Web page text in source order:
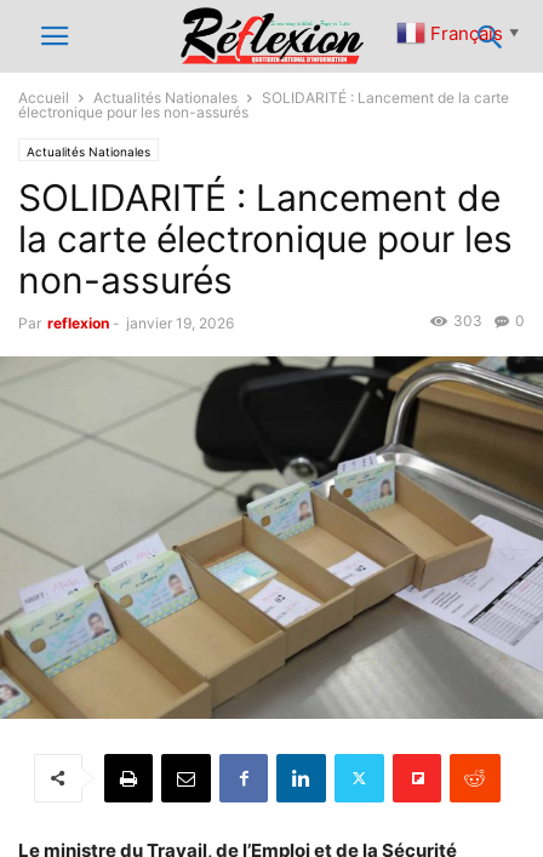
Accueil Actualités Nationales
SOLIDARITÉ : Lancement de la carte
électronique pour les non-assurés
Actualités Nationales
SOLIDARITÉ : Lancement de
la carte électronique pour les
non-assurés
Par reflexion - janvier 19, 2026 0
303
Le ministre du Travail, de l’Emploi et de la Sécurité
Français ▼